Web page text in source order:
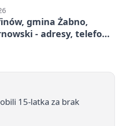
gmina Żabno,
- adresy, telefony,
15-latka za brak